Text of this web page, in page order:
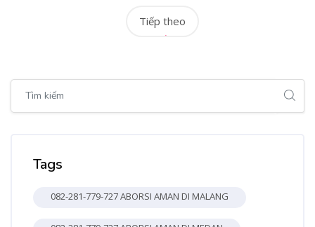
Tiếp theo
Tags
082-281-779-727 ABORSI AMAN DI MALANG